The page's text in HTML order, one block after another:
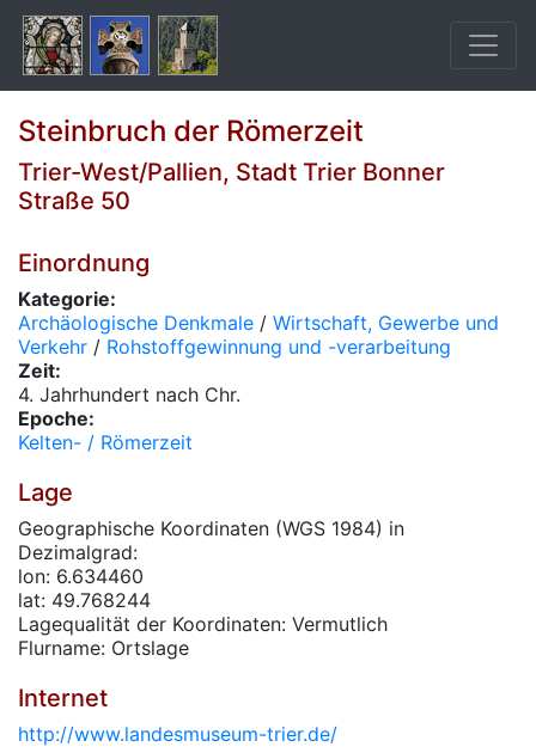
Steinbruch der Römerzeit
Trier-West/Pallien, Stadt Trier Bonner
Straße 50
Einordnung
Kategorie:
Archäologische Denkmale / Wirtschaft, Gewerbe und
Verkehr / Rohstoffgewinnung und -verarbeitung
Zeit:
4. Jahrhundert nach Chr.
Epoche:
Kelten- / Römerzeit
Lage
Geographische Koordinaten (WGS 1984) in
Dezimalgrad:
lon: 6.634460
lat: 49.768244
Lagequalität der Koordinaten: Vermutlich
Flurname: Ortslage
Internet
http://www.landesmuseum-trier.de/